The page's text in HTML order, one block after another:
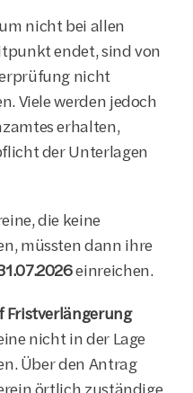
nicht bei allen
endet, sind von
nicht
Viele werden jedoch
erhalten,
der Unterlagen
die keine
steuerliche Beratung haben, müssten dann ihre
einreichen.
Fristverlängerung
nicht in der Lage
Über den Antrag